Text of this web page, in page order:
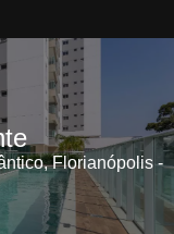
Florianópolis -